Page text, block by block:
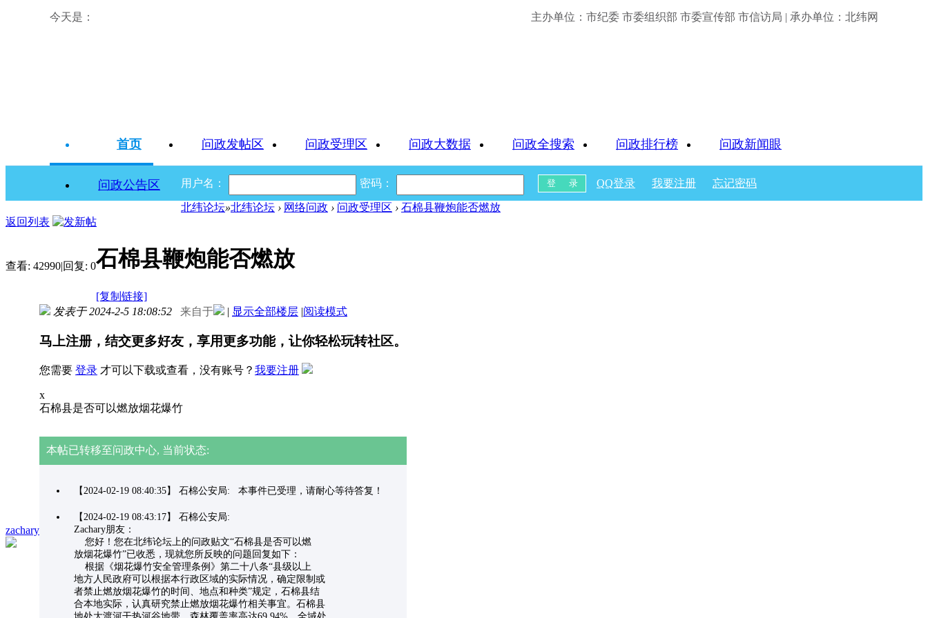
今天是： 主办单位：市纪委 市委组织部 市委宣传部 市信访局 | 承办单位：北纬网
首页 问政发帖区 问政受理区 问政大数据 问政全搜索 问政排行榜 问政新闻眼
问政公告区 用户名： 密码： QQ登录 我要注册 忘记密码
北纬论坛»北纬论坛 › 网络问政 › 问政受理区 › 石棉县鞭炮能否燃放
返回列表
查看: 42990|回复: 0石棉县鞭炮能否燃放
[复制链接]
zachary
发表于 2024-2-5 18:08:52 来自于 | 显示全部楼层 |阅读模式
马上注册，结交更多好友，享用更多功能，让你轻松玩转社区。
您需要 登录 才可以下载或查看，没有账号？ 我要注册
x
石棉县是否可以燃放烟花爆竹
本帖已转移至问政中心, 当前状态:
【2024-02-19 08:40:35】 石棉公安局: 本事件已受理，请耐心等待答复！
【2024-02-19 08:43:17】 石棉公安局:
Zachary朋友：
您好！您在北纬论坛上的问政贴文“石棉县是否可以燃
放烟花爆竹”已收悉，现就您所反映的问题回复如下：
根据《烟花爆竹安全管理条例》第二十八条“县级以上
地方人民政府可以根据本行政区域的实际情况，确定限制或
者禁止燃放烟花爆竹的时间、地点和种类”规定，石棉县结
合本地实际，认真研究禁止燃放烟花爆竹相关事宜。石棉县